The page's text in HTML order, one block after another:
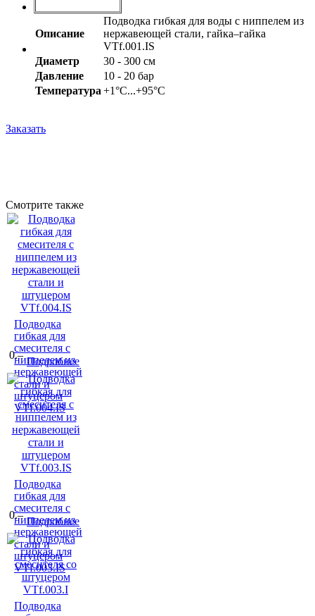
Описание
Подводка гибкая для воды с ниппелем из
нержавеющей стали, гайка–гайка
VTf.001.IS
Диаметр
30 - 300 см
Давление
10 - 20 бар
Температура +1°С...+95°С
Заказать
Смотрите также
Подводка
гибкая для
смесителя с
ниппелем из
нержавеющей
стали и
штуцером
VTf.004.IS
0.–
Подробнее
Подводка
гибкая для
смесителя с
ниппелем из
нержавеющей
стали и
штуцером
VTf.003.IS
0.–
Подробнее
Подводка